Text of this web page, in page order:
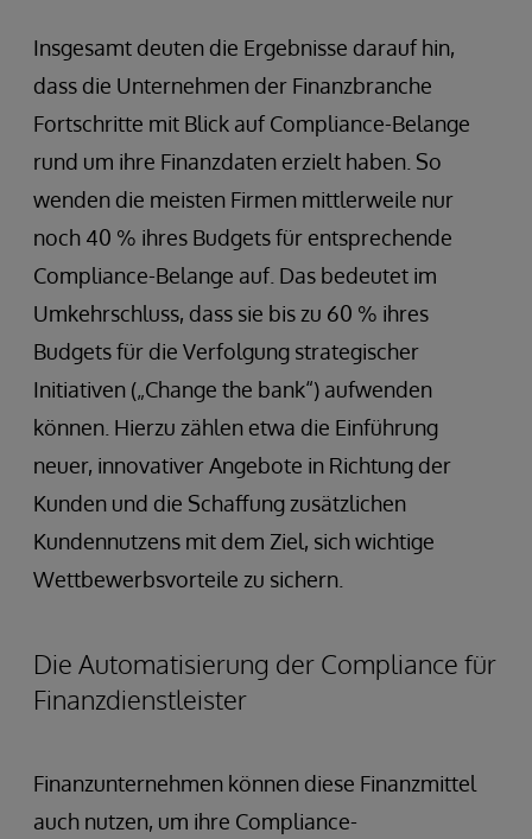
Insgesamt deuten die Ergebnisse darauf hin,
dass die Unternehmen der Finanzbranche
Fortschritte mit Blick auf Compliance-Belange
rund um ihre Finanzdaten erzielt haben. So
wenden die meisten Firmen mittlerweile nur
noch 40 % ihres Budgets für entsprechende
Compliance-Belange auf. Das bedeutet im
Umkehrschluss, dass sie bis zu 60 % ihres
Budgets für die Verfolgung strategischer
Initiativen („Change the bank“) aufwenden
können. Hierzu zählen etwa die Einführung
neuer, innovativer Angebote in Richtung der
Kunden und die Schaffung zusätzlichen
Kundennutzens mit dem Ziel, sich wichtige
Wettbewerbsvorteile zu sichern.
Die Automatisierung der Compliance für
Finanzdienstleister
Finanzunternehmen können diese Finanzmittel
auch nutzen, um ihre Compliance-